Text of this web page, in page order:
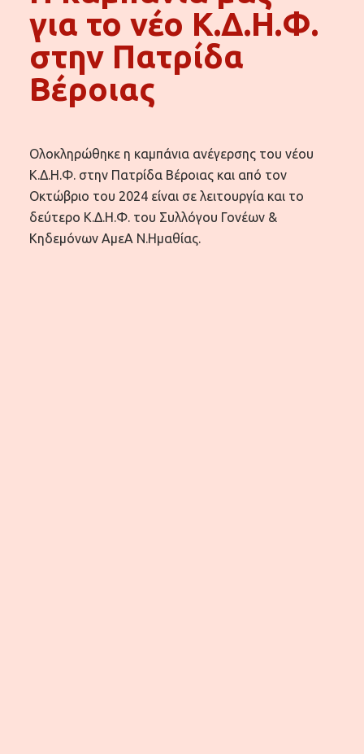
για το νέο Κ.Δ.Η.Φ.
στην Πατρίδα
Βέροιας
Ολοκληρώθηκε η καμπάνια ανέγερσης του νέου
Κ.Δ.Η.Φ. στην Πατρίδα Βέροιας και από τον
Οκτώβριο του 2024 είναι σε λειτουργία και το
δεύτερο Κ.Δ.Η.Φ. του Συλλόγου Γονέων &
Κηδεμόνων ΑμεΑ Ν.Ημαθίας.